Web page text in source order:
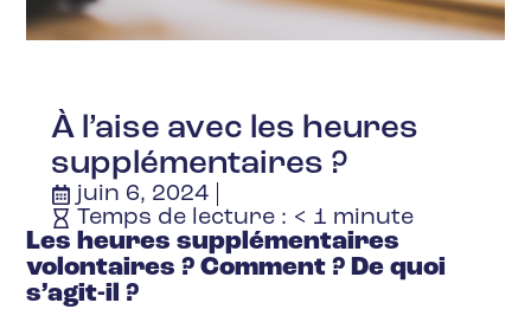
À l’aise avec les heures
supplémentaires ?
juin 6, 2024
Temps de lecture : < 1 minute
Les heures supplémentaires
volontaires ? Comment ? De quoi
s’agit-il ?